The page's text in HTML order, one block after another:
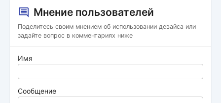
Мнение пользователей
Поделитесь своим мнением об использовании девайса или
задайте вопрос в комментариях ниже
Имя
Сообщение